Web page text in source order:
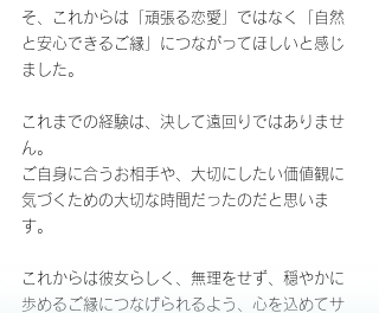
そ、これからは「頑張る恋愛」ではなく「自然
と安心できるご縁」につながってほしいと感じ
ました。
これまでの経験は、決して遠回りではありませ
ん。
ご自身に合うお相手や、大切にしたい価値観に
気づくための大切な時間だったのだと思いま
す。
これからは彼女らしく、無理をせず、穏やかに
歩めるご縁につなげられるよう、心を込めてサ